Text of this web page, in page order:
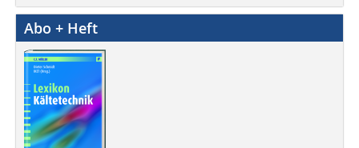
Abo + Heft